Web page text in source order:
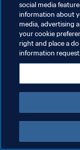
POLÍTICA DE
TERMOS DE SERVIÇO
ADMINISTRAR AS
social media
information about
media, advertising
your cookie
right and place a
information